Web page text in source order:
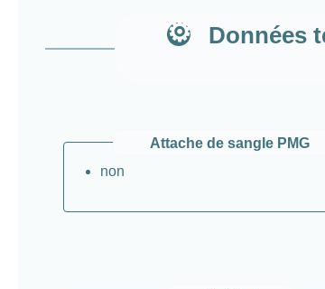
Données
Attache de sangle PMG
non